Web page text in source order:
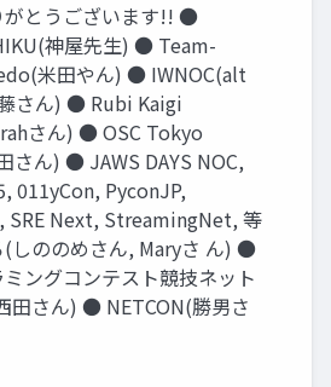
がとうございます!! ●
神屋先生) ● Team-
米田やん) ● IWNOC(alt
さん) ● Rubi Kaigi
さん) ● OSC Tokyo
さん) ● JAWS DAYS NOC,
011yCon, PyconJP,
SRE Next, StreamingNet, 等
(しののめさん, Maryさ ん) ●
ングコンテスト競技ネット
田さん) ● NETCON(勝男さ